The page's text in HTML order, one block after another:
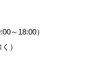
～18:00）
）